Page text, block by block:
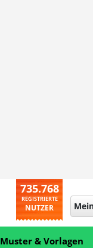
735.768
REGISTRIERTE
NUTZER
Muster & Vorlagen